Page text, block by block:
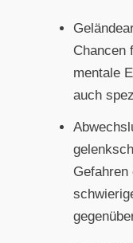
Chancen
mentale
auch